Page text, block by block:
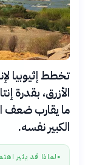
تخطط إثيوبيا
ما يقارب ضعف
الكبير نفسه.
● لماذا قد يثير